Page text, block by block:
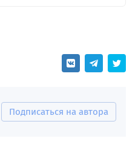
Подписаться на автора